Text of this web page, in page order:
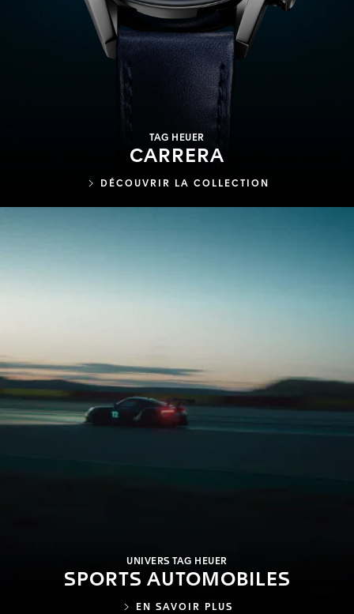
TAG HEUER
CARRERA
DÉCOUVRIR LA COLLECTION
UNIVERS TAG HEUER
SPORTS AUTOMOBILES
EN SAVOIR PLUS